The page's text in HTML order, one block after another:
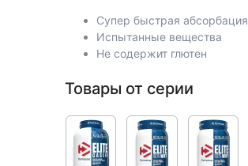
Супер быстрая абсорбация
Испытанные вещества
Не содержит глютен
Товары от серии